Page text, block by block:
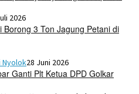
2026
Borong 3 Ton Jagung Petani di
Nyolok28 Juni 2026
Ganti Plt Ketua DPD Golkar